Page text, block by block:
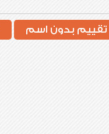
تقييم بدون اسم